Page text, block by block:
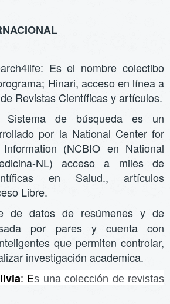
Es el nombre colectibo
Hinari, acceso en línea a
Revistas Científicas y artículos.
de búsqueda es un
por la National Center for
Information (NCBIO en National
NL) acceso a miles de
en Salud., artículos
Libre.
de datos de resúmenes y de
por pares y cuenta con
que permiten controlar,
investigación academica.
: Es una colección de revistas